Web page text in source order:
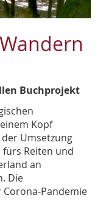
Buchprojekt
Kopf
Umsetzung
Reiten und
an
Die
Pandemie